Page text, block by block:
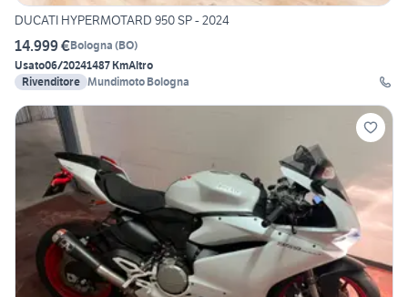
DUCATI HYPERMOTARD 950 SP - 2024
14.999 €Bologna (BO)
Usato06/20241487 KmAltro
Rivenditore Mundimoto Bologna